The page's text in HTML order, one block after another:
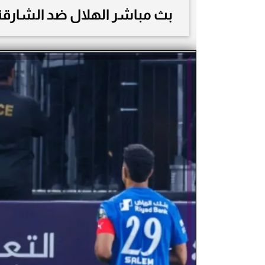
بث مباشر الهلال ضد الشارقة 0-0 في الدقيقة 35 بدوري أبطال آسيا